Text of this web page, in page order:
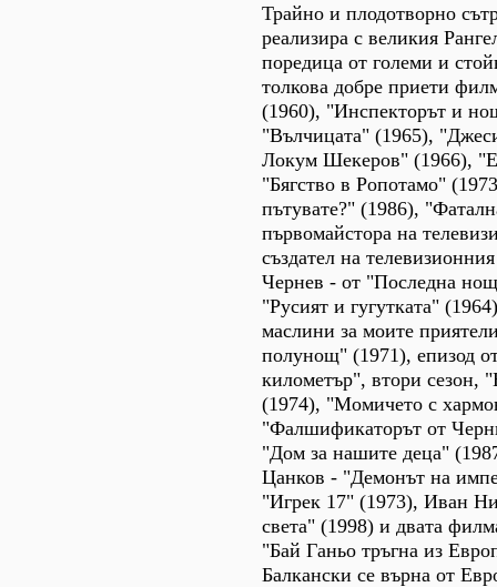
Трайно и плодотворно
реализира с великия
поредица от големи и
толкова добре приети
(1960), "Инспекторът и
"Вълчицата" (1965),
Локум Шекеров" (1966),
"Бягство в Ропотамо"
пътувате?" (1986),
първомайстора на
създател на
Чернев - от "Последна
"Русият и гугутката"
маслини за моите
полунощ" (1971), епизод
километър", втори сезон,
(1974), "Момичето с
"Фалшификаторът от
"Дом за нашите деца"
Цанков - "Демонът на
"Игрек 17" (1973), Иван
света" (1998) и двата
"Бай Ганьо тръгна из
Балкански се върна от